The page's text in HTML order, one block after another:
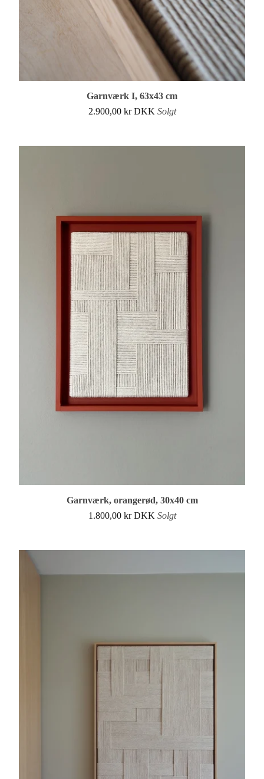
Garnværk I, 63x43 cm
2.900,00 kr DKK Solgt
Garnværk, orangerød, 30x40 cm
1.800,00 kr DKK Solgt